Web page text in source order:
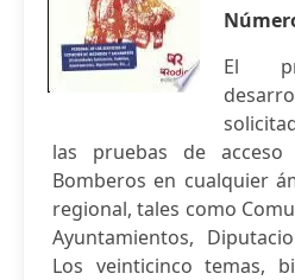
El
las pruebas de
Bomberos en cualquier
regional, tales como
Ayuntamientos,
Los veinticinco temas,